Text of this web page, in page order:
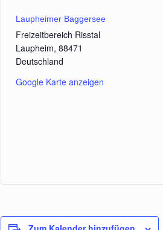
Laupheimer Baggersee
Freizeitbereich Risstal
Laupheim, 88471
Deutschland
Google Karte anzeigen